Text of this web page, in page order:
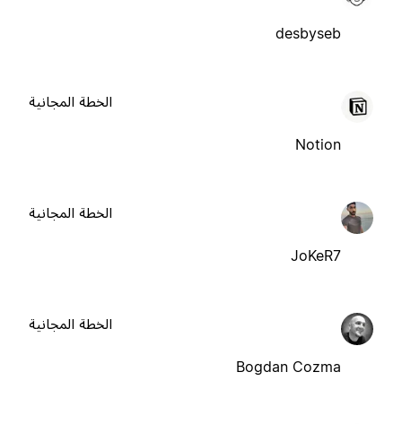
desbyseb
Notion
الخطة المجانية
JoKeR7
الخطة المجانية
Bogdan Cozma
الخطة المجانية